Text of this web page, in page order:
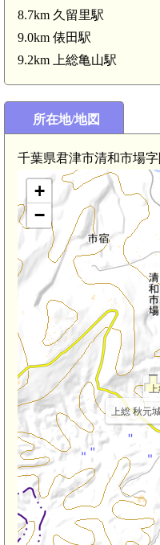
8.7km 久留里駅
9.0km 俵田駅
9.2km 上総亀山駅
所在地/地図
千葉県君津市清和市場
上総 秋元
+
−